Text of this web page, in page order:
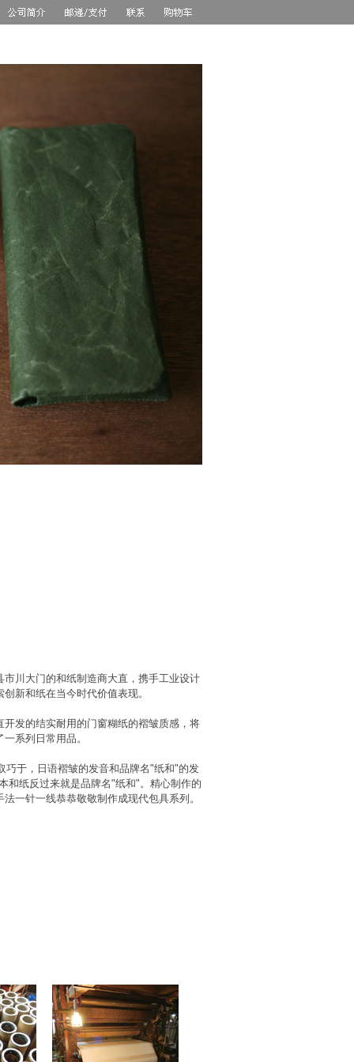
市川大门的和纸制造商大直，携手工业设计
新和纸在当今时代价值表现。
开发的结实耐用的门窗糊纸的褶皱质感，将
系列日常用品。
巧于，日语褶皱的发音和品牌名"纸和"的发
和纸反过来就是品牌名"纸和"。精心制作的
一针一线恭恭敬敬制作成现代包具系列。